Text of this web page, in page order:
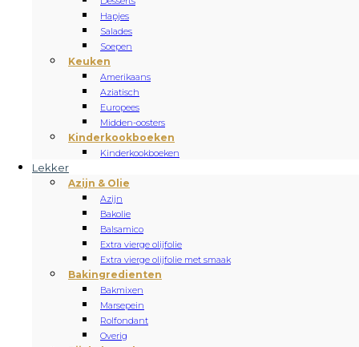
Hapjes
Salades
Soepen
Keuken
Amerikaans
Aziatisch
Europees
Midden-oosters
Kinderkookboeken
Kinderkookboeken
Lekker
Azijn & Olie
Azijn
Bakolie
Balsamico
Extra vierge olijfolie
Extra vierge olijfolie met smaak
Bakingredienten
Bakmixen
Marsepein
Rolfondant
Overig